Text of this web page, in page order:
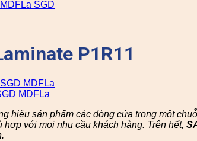
P1R11
hiệu sản phẩm các dòng cửa trong một
với mọi nhu cầu khách hàng. Trên hết,